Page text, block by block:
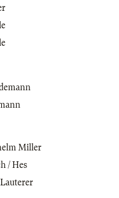
Miller
/ Hes